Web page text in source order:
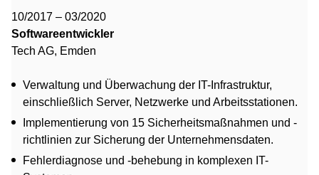
10/2017 – 03/2020
Softwareentwickler
Tech AG, Emden
Verwaltung und Überwachung der IT-Infrastruktur,
einschließlich Server, Netzwerke und Arbeitsstationen.
Implementierung von 15 Sicherheitsmaßnahmen und -
richtlinien zur Sicherung der Unternehmensdaten.
Fehlerdiagnose und -behebung in komplexen IT-